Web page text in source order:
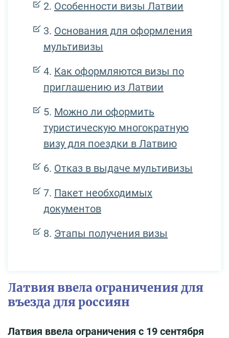
Особенности визы Латвии
Основания для оформления
мультивизы
Как оформляются визы по
приглашению из Латвии
Можно ли оформить
туристическую многократную
визу для поездки в Латвию
Отказ в выдаче мультивизы
Пакет необходимых
документов
Этапы получения визы
Латвия ввела ограничения для
въезда для россиян
Латвия ввела ограничения с 19 сентября